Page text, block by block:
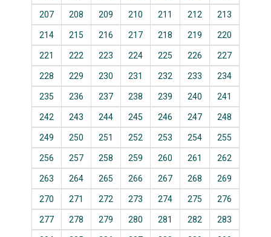
207 208 209 210 211 212 213
214 215 216 217 218 219 220
221 222 223 224 225 226 227
228 229 230 231 232 233 234
235 236 237 238 239 240 241
242 243 244 245 246 247 248
249 250 251 252 253 254 255
256 257 258 259 260 261 262
263 264 265 266 267 268 269
270 271 272 273 274 275 276
277 278 279 280 281 282 283